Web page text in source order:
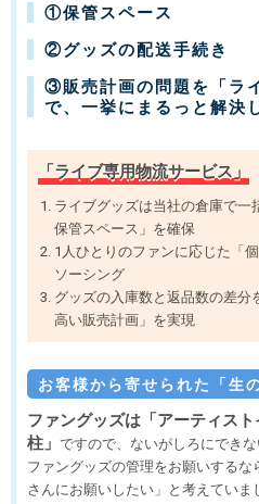
①保管スペース
②グッズの配送手続き
③販売計画の問題を「ラ
で、一挙にまるっと解決
「ライブ専用物流サービス」
ライブグッズは当社の倉庫で一
保管スペース」を確保
1人ひとりのファンに応じた「
ソーシング
グッズの入庫数と返品数の差分
高い販売計画」を実現
お客様から寄せられた「生の
ファングッズは「アーティス
柱」 ですので、ないがしろにでき
ファングッズの管理をお願いする
さんにお願いしたい」と考えていま